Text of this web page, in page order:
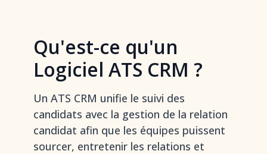
Qu'est-ce qu'un
Logiciel ATS CRM ?
Un ATS CRM unifie le suivi des
candidats avec la gestion de la relation
candidat afin que les équipes puissent
sourcer, entretenir les relations et